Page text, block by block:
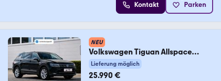
Kontakt Parken
NEU
Volkswagen Tiguan Allspace
Highline AHK*PANO*ACC
Lieferung möglich
25.990 €